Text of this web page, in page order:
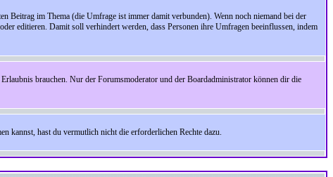
Beitrag im Thema (die Umfrage ist immer damit verbunden). Wenn noch niemand bei der
editieren. Damit soll verhindert werden, dass Personen ihre Umfragen beeinflussen, indem
brauchen. Nur der Forumsmoderator und der Boardadministrator können dir die
kannst, hast du vermutlich nicht die erforderlichen Rechte dazu.